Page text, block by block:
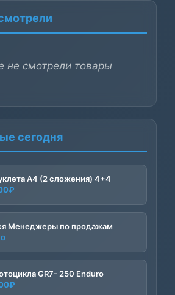
не смотрели товары
сегодня
А4 (2 сложения) 4+4
₽
Менеджеры по продажам
GR7- 250 Enduro
₽